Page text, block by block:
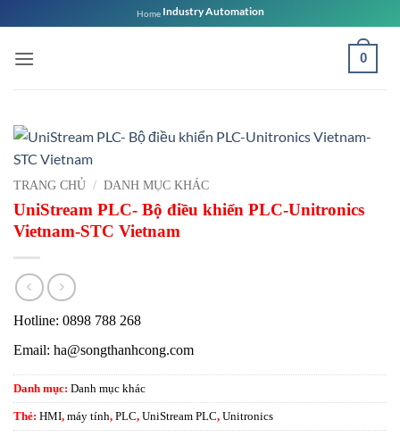
qua
nội
Home Industry Automation
0
TRANG CHỦ / DANH MỤC KHÁC
UniStream PLC- Bộ điều khiển PLC-Unitronics
Vietnam-STC Vietnam
Hotline: 0898 788 268
Email: ha@songthanhcong.com
Danh mục: Danh mục khác
Thẻ: HMI, máy tính, PLC, UniStream PLC, Unitronics